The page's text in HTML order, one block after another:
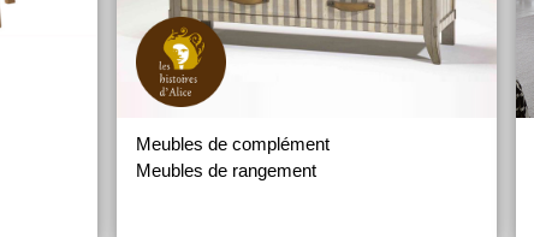
Meubles de complément
Meubles de rangement